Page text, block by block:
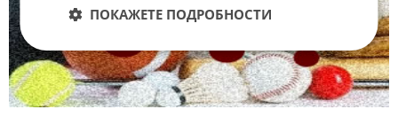
ПОКАЖЕТЕ ПОДРОБНОСТИ